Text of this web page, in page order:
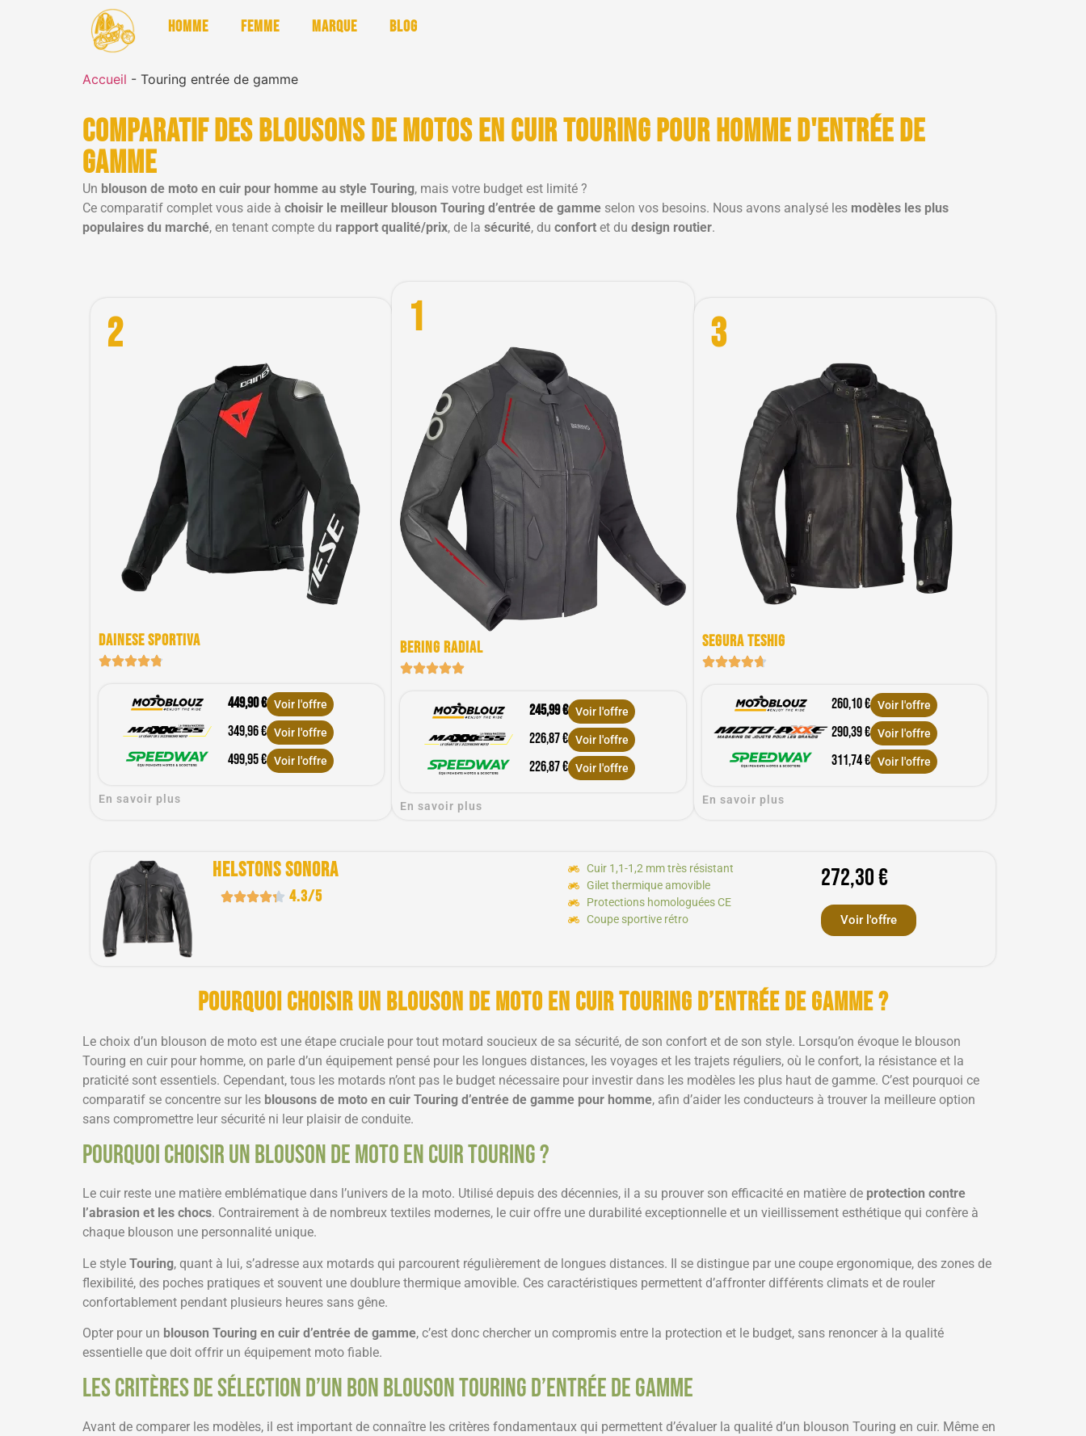
Homme Femme Marque Blog
Accueil - Touring entrée de gamme
Comparatif des blousons de motos en cuir touring pour homme d'entrée de
gamme
Un blouson de moto en cuir pour homme au style Touring, mais votre budget est limité ?
Ce comparatif complet vous aide à choisir le meilleur blouson Touring d’entrée de gamme selon vos besoins. Nous avons analysé les modèles les plus
populaires du marché, en tenant compte du rapport qualité/prix, de la sécurité, du confort et du design routier.
2
Dainese Sportiva
449,90 € Voir l'offre
349,96 € Voir l'offre
499,95 € Voir l'offre
En savoir plus
1
Bering Radial
245,99 € Voir l'offre
226,87 € Voir l'offre
226,87 € Voir l'offre
En savoir plus
3
Segura Teshig
260,10 € Voir l'offre
290,39 € Voir l'offre
311,74 € Voir l'offre
En savoir plus
Helstons Sonora
4.3/5
Cuir 1,1-1,2 mm très résistant
Gilet thermique amovible
Protections homologuées CE
Coupe sportive rétro
272,30 €
Voir l'offre
Pourquoi choisir un blouson de moto en cuir touring d’entrée de gamme ?
Le choix d’un blouson de moto est une étape cruciale pour tout motard soucieux de sa sécurité, de son confort et de son style. Lorsqu’on évoque le blouson
Touring en cuir pour homme, on parle d’un équipement pensé pour les longues distances, les voyages et les trajets réguliers, où le confort, la résistance et la
praticité sont essentiels. Cependant, tous les motards n’ont pas le budget nécessaire pour investir dans les modèles les plus haut de gamme. C’est pourquoi ce
comparatif se concentre sur les blousons de moto en cuir Touring d’entrée de gamme pour homme, afin d’aider les conducteurs à trouver la meilleure option
sans compromettre leur sécurité ni leur plaisir de conduite.
Pourquoi choisir un blouson de moto en cuir Touring ?
Le cuir reste une matière emblématique dans l’univers de la moto. Utilisé depuis des décennies, il a su prouver son efficacité en matière de protection contre
l’abrasion et les chocs. Contrairement à de nombreux textiles modernes, le cuir offre une durabilité exceptionnelle et un vieillissement esthétique qui confère à
chaque blouson une personnalité unique.
Le style Touring, quant à lui, s’adresse aux motards qui parcourent régulièrement de longues distances. Il se distingue par une coupe ergonomique, des zones de
flexibilité, des poches pratiques et souvent une doublure thermique amovible. Ces caractéristiques permettent d’affronter différents climats et de rouler
confortablement pendant plusieurs heures sans gêne.
Opter pour un blouson Touring en cuir d’entrée de gamme, c’est donc chercher un compromis entre la protection et le budget, sans renoncer à la qualité
essentielle que doit offrir un équipement moto fiable.
Les critères de sélection d’un bon blouson Touring d’entrée de gamme
Avant de comparer les modèles, il est important de connaître les critères fondamentaux qui permettent d’évaluer la qualité d’un blouson Touring en cuir. Même en